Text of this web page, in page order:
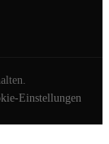
Einstellungen